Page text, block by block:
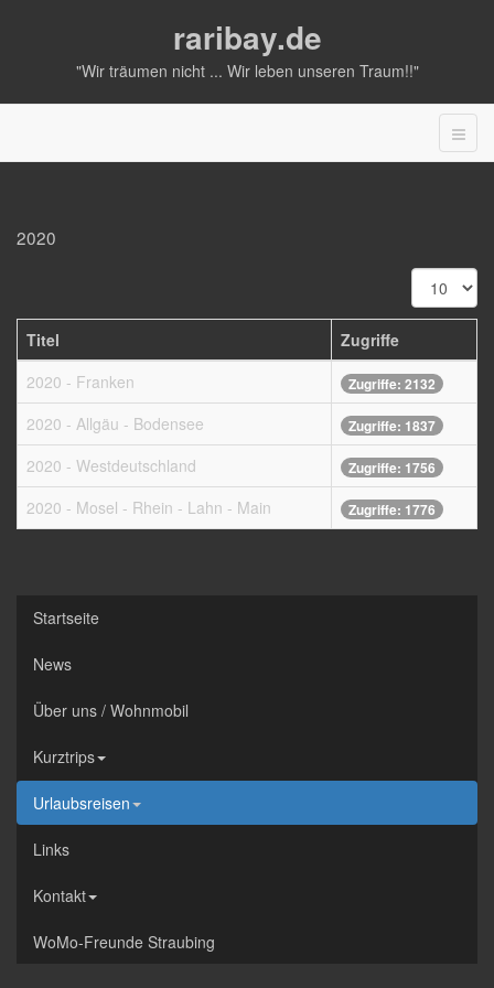
raribay.de
"Wir träumen nicht ... Wir leben unseren Traum!!"
2020
Anzeige
#
Titel
Zugriffe
2020 - Franken
Zugriffe: 2132
2020 - Allgäu - Bodensee Zugriffe: 1837
2020 - Westdeutschland Zugriffe: 1756
2020 - Mosel - Rhein - Lahn - Main Zugriffe: 1776
Startseite
News
Über uns / Wohnmobil
Kurztrips
Urlaubsreisen
Links
Kontakt
WoMo-Freunde Straubing